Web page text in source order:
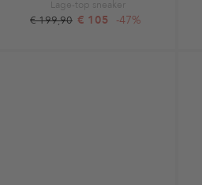
Lage-top sneaker
€ 199,90 € 105 -47%